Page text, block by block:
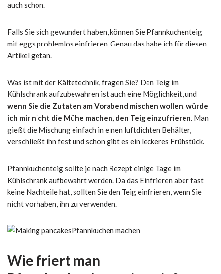
auch schon.
Falls Sie sich gewundert haben, können Sie Pfannkuchenteig
mit eggs problemlos einfrieren. Genau das habe ich für diesen
Artikel getan.
Was ist mit der Kältetechnik, fragen Sie? Den Teig im
Kühlschrank aufzubewahren ist auch eine Möglichkeit, und
wenn Sie die Zutaten am Vorabend mischen wollen, würde
ich mir nicht die Mühe machen, den Teig einzufrieren. Man
gießt die Mischung einfach in einen luftdichten Behälter,
verschließt ihn fest und schon gibt es ein leckeres Frühstück.
Pfannkuchenteig sollte je nach Rezept einige Tage im
Kühlschrank aufbewahrt werden. Da das Einfrieren aber fast
keine Nachteile hat, sollten Sie den Teig einfrieren, wenn Sie
nicht vorhaben, ihn zu verwenden.
Pfannkuchen machen
Wie friert man